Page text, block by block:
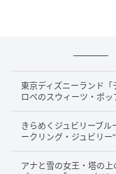
SHIBUYA109渋谷
ター「スティッチ
ィッチの日」より
東京ディズニーランド「
ロペのスウィーツ・ポッ
きらめくジュビリーブ
ークリング・ジュビリー
アナと雪の女王・塔の